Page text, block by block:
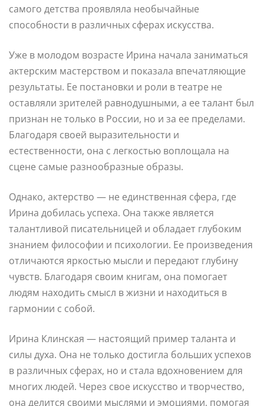
самого детства проявляла необычайные
способности в различных сферах искусства.
Уже в молодом возрасте Ирина начала заниматься
актерским мастерством и показала впечатляющие
результаты. Ее постановки и роли в театре не
оставляли зрителей равнодушными, а ее талант был
признан не только в России, но и за ее пределами.
Благодаря своей выразительности и
естественности, она с легкостью воплощала на
сцене самые разнообразные образы.
Однако, актерство — не единственная сфера, где
Ирина добилась успеха. Она также является
талантливой писательницей и обладает глубоким
знанием философии и психологии. Ее произведения
отличаются яркостью мысли и передают глубину
чувств. Благодаря своим книгам, она помогает
людям находить смысл в жизни и находиться в
гармонии с собой.
Ирина Клинская — настоящий пример таланта и
силы духа. Она не только достигла больших успехов
в различных сферах, но и стала вдохновением для
многих людей. Через свое искусство и творчество,
она делится своими мыслями и эмоциями, помогая